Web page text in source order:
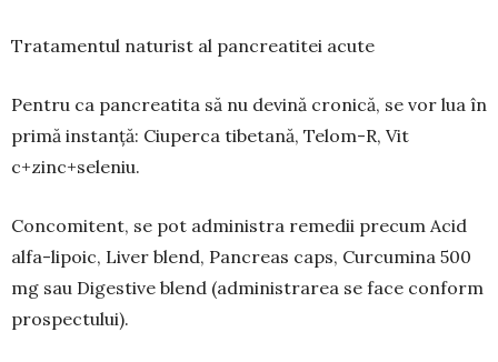
Tratamentul naturist al pancreatitei acute
Pentru ca pancreatita să nu devină cronică, se vor lua în
primă instanță: Ciuperca tibetană, Telom-R, Vit
c+zinc+seleniu.
Concomitent, se pot administra remedii pre­cum Acid
alfa-lipoic, Liver blend, Pancreas caps, Curcumina 500
mg sau Digestive blend (adminis­trarea se face conform
prospectului).